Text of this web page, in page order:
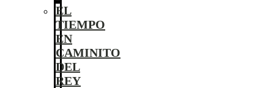
EL
TIEMPO
EN
CAMINITO
DEL
REY